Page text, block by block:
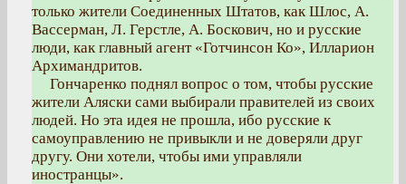
только жители Соединенных Штатов, как Шлос, А.
Вассерман, Л. Герстле, А. Боскович, но и русские
люди, как главный агент «Готчинсон Ко», Илларион
Архимандритов.
Гончаренко поднял вопрос о том, чтобы русские
жители Аляски сами выбирали правителей из своих
людей. Но эта идея не прошла, ибо русские к
самоуправлению не привыкли и не доверяли друг
другу. Они хотели, чтобы ими управляли
иностранцы».